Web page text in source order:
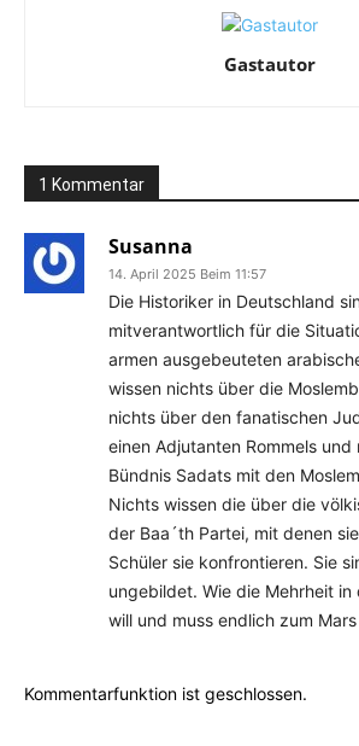
Gastautor
1 Kommentar
Susanna
14. April 2025 Beim 11:57
Die Historiker in Deutschland
mitverantwortlich für die
armen ausgebeuteten
wissen nichts über die
nichts über den fanatischen
einen Adjutanten Rommels
Bündnis Sadats mit den
Nichts wissen die über die
der Baa´th Partei, mit denen
Schüler sie konfrontieren. Sie
ungebildet. Wie die Mehrheit in
will und muss endlich zum
Kommentarfunktion ist geschlossen.